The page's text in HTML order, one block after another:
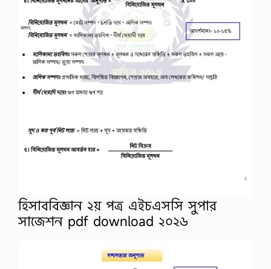
হিসাববিজ্ঞান ২য় পত্র এইচএসসি সুপার
সাজেশন pdf download ২০২৬